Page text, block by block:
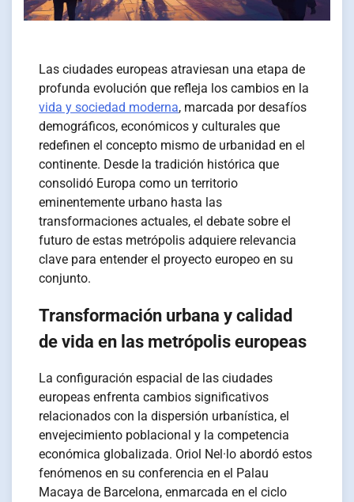
Las ciudades europeas atraviesan una etapa de
profunda evolución que refleja los cambios en la
vida y sociedad moderna, marcada por desafíos
demográficos, económicos y culturales que
redefinen el concepto mismo de urbanidad en el
continente. Desde la tradición histórica que
consolidó Europa como un territorio
eminentemente urbano hasta las
transformaciones actuales, el debate sobre el
futuro de estas metrópolis adquiere relevancia
clave para entender el proyecto europeo en su
conjunto.
Transformación urbana y calidad
de vida en las metrópolis europeas
La configuración espacial de las ciudades
europeas enfrenta cambios significativos
relacionados con la dispersión urbanística, el
envejecimiento poblacional y la competencia
económica globalizada. Oriol Nel·lo abordó estos
fenómenos en su conferencia en el Palau
Macaya de Barcelona, enmarcada en el ciclo